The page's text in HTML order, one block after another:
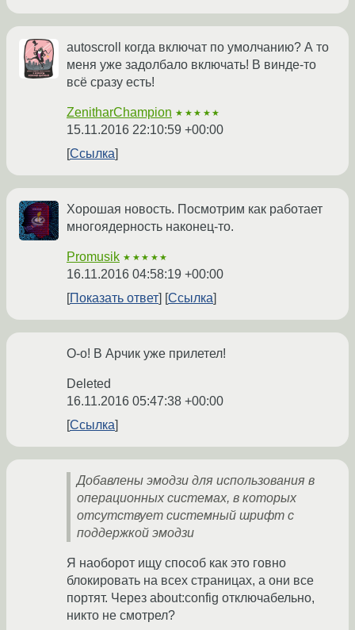
autoscroll когда включат по умолчанию? А то
меня уже задолбало включать! В винде-то
всё сразу есть!
ZenitharChampion ★★★★★
15.11.2016 22:10:59 +00:00
Ссылка
Хорошая новость. Посмотрим как работает
многоядерность наконец-то.
Promusik ★★★★★
16.11.2016 04:58:19 +00:00
Показать ответ
Ссылка
О-о! В Арчик уже прилетел!
Deleted
16.11.2016 05:47:38 +00:00
Ссылка
Добавлены эмодзи для использования в
операционных системах, в которых
отсутствует системный шрифт с
поддержкой эмодзи
Я наоборот ищу способ как это говно
блокировать на всех страницах, а они все
портят. Через about:config отключабельно,
никто не смотрел?